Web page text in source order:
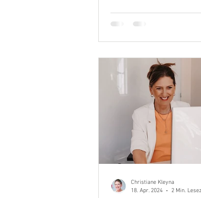
Christiane Kleyna
18. Apr. 2024
2 Min.